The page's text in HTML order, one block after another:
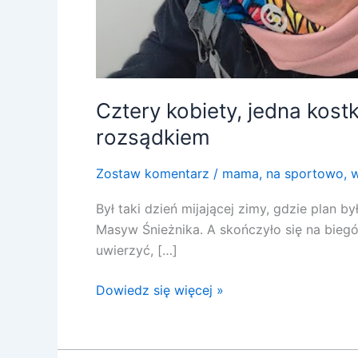
Cztery kobiety, jedna
rozsądkiem
Zostaw komentarz / mama, na sportowo,
Był taki dzień mijającej zimy, gdzie plan
Masyw Śnieżnika. A skończyło się na
uwierzyć, […]
Dowiedz się więcej »